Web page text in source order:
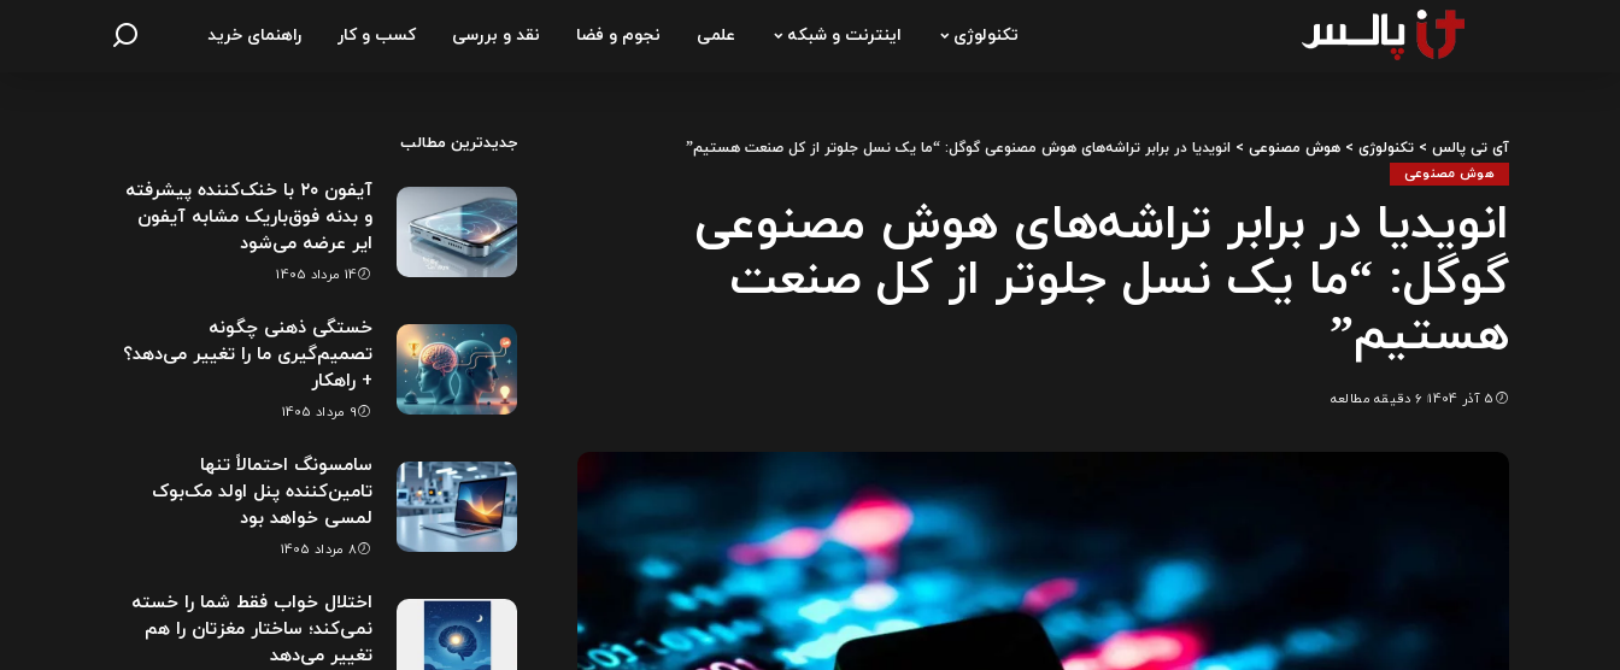
تکنولوژی اینترنت و شبکه علمی نجوم و فضا نقد و بررسی کسب و کار راهنمای خرید
آی تی پالس > تکنولوژی > هوش مصنوعی > انویدیا در برابر تراشه‌های هوش مصنوعی گوگل: “ما یک نسل جلوتر از کل صنعت هستیم”
هوش مصنوعی
انویدیا در برابر تراشه‌های هوش مصنوعی
گوگل: “ما یک نسل جلوتر از کل صنعت
هستیم”
5 آذر 1404 6 دقیقه مطالعه
جدیدترین مطالب
آیفون ۲۰ با خنک‌کننده پیشرفته
و بدنه فوق‌باریک مشابه آیفون
ایر عرضه می‌شود
14 مرداد 1405
خستگی ذهنی چگونه
تصمیم‌گیری ما را تغییر می‌دهد؟
+ راهکار
9 مرداد 1405
سامسونگ احتمالاً تنها
تامین‌کننده پنل اولد مک‌بوک
لمسی خواهد بود
8 مرداد 1405
اختلال خواب فقط شما را خسته
نمی‌کند؛ ساختار مغزتان را هم
تغییر می‌دهد